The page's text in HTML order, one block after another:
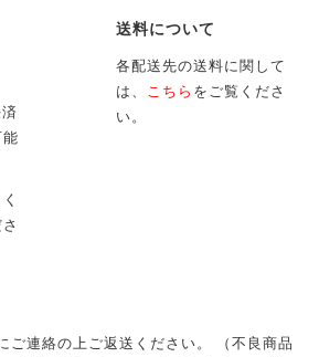
送料について
各配送先の送料に関して
は、 こちら をご覧くださ
い。
ご連絡の上ご返送ください。 （不良商品